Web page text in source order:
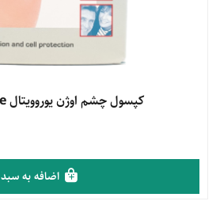
مشاهده محصولکپسول چشم اوژن یوروویتال Augen Eye
اضافه به سبد